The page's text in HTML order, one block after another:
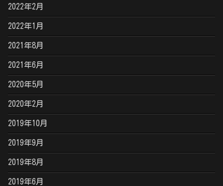
2022年2月
2022年1月
2021年8月
2021年6月
2020年5月
2020年2月
2019年10月
2019年9月
2019年8月
2019年6月